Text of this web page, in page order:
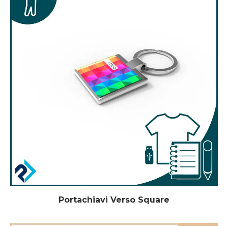
Portachiavi Verso Square